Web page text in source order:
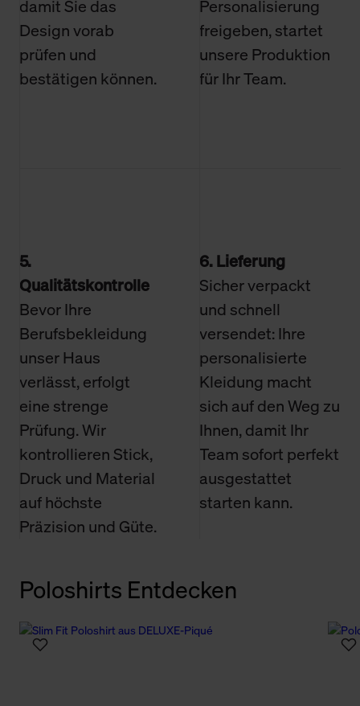
damit Sie das
Design vorab
prüfen und
bestätigen können.
Personalisierung
freigeben, startet
unsere Produktion
für Ihr Team.
5.
Qualitätskontrolle
Bevor Ihre
Berufsbekleidung
unser Haus
verlässt, erfolgt
eine strenge
Prüfung. Wir
kontrollieren Stick,
Druck und Material
auf höchste
Präzision und Güte.
6. Lieferung
Sicher verpackt
und schnell
versendet: Ihre
personalisierte
Kleidung macht
sich auf den Weg zu
Ihnen, damit Ihr
Team sofort perfekt
ausgestattet
starten kann.
Poloshirts Entdecken